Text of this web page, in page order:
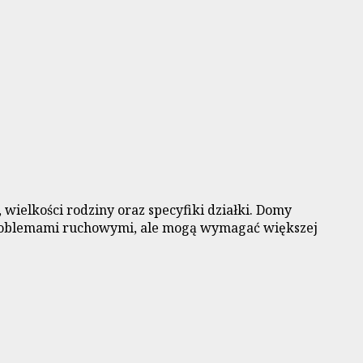
rodziny oraz specyfiki działki. Domy
ruchowymi, ale mogą wymagać większej